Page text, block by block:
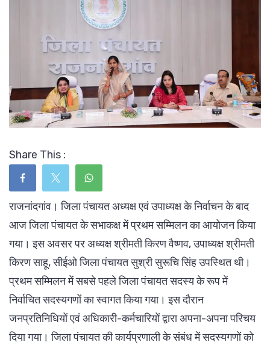
Share This :
राजनांदगांव। जिला पंचायत अध्यक्ष एवं उपाध्यक्ष के निर्वाचन के बाद
आज जिला पंचायत के सभाकक्ष में प्रथम सम्मिलन का आयोजन किया
गया। इस अवसर पर अध्यक्ष श्रीमती किरण वैष्णव, उपाध्यक्ष श्रीमती
किरण साहू, सीईओ जिला पंचायत सुश्री सुरूचि सिंह उपस्थित थी।
प्रथम सम्मिलन में सबसे पहले जिला पंचायत सदस्य के रूप में
निर्वाचित सदस्यगणों का स्वागत किया गया। इस दौरान
जनप्रतिनिधियों एवं अधिकारी-कर्मचारियों द्वारा अपना-अपना परिचय
दिया गया। जिला पंचायत की कार्यप्रणाली के संबंध में सदस्यगणों को